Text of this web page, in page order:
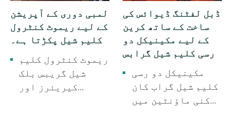
لمبی دوری کے آپریشن
کے لیے ریموٹ کنٹرول
کلیم شیل پکڑتا ہے۔
ریموٹ کنٹرول کلیم
شیل گریبس بلک
کیریئرز اور
ڈبل لفٹنگ ڈیوائس کی
ساخت کے ساتھ کرین
کے لیے مکینیکل دو
رسی کلیم شیل گرابس
مکینیکل دو رسی
کلیم شیل گراب کان
کنی ماؤنٹین میں